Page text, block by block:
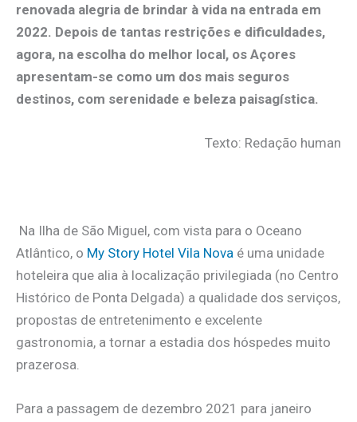
renovada alegria de brindar à vida na entrada em
2022. Depois de tantas restrições e dificuldades,
agora, na escolha do melhor local, os Açores
apresentam-se como um dos mais seguros
destinos, com serenidade e beleza paisagística.
Texto: Redação human
Na Ilha de São Miguel, com vista para o Oceano
Atlântico, o My Story Hotel Vila Nova é uma unidade
hoteleira que alia à localização privilegiada (no Centro
Histórico de Ponta Delgada) a qualidade dos serviços,
propostas de entretenimento e excelente
gastronomia, a tornar a estadia dos hóspedes muito
prazerosa.
Para a passagem de dezembro 2021 para janeiro